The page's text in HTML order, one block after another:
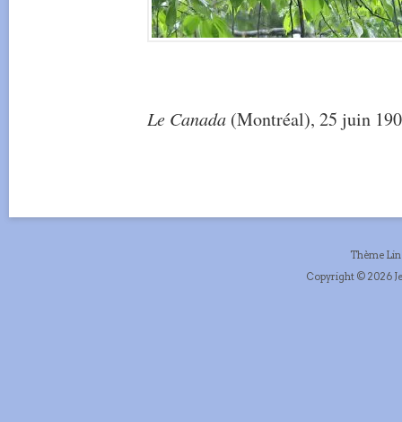
Le Canada (Montréal), 25 juin
Thème
Copyright © 2026